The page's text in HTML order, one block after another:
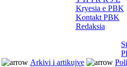
Kryesia e PBK
Kontakt PBK
Redaksia
Arkivi i artikujve